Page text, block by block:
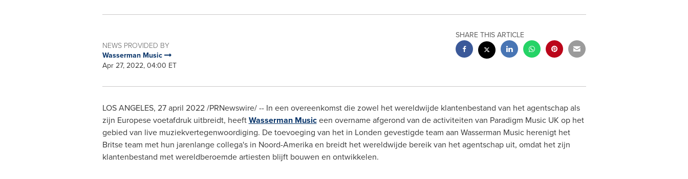
NEWS PROVIDED BY
Wasserman Music
Apr 27, 2022, 04:00 ET
SHARE THIS ARTICLE
LOS ANGELES, 27 april 2022/PRNewswire/ -- In een overeenkomst die zowel het wereldwijde klantenbestand van het agentschap als
zijn Europese voetafdruk uitbreidt, heeftWasserman Musiceen overname afgerond van de activiteiten van Paradigm Music UK op het
gebied van live muziekvertegenwoordiging. De toevoeging van het in Londen gevestigde team aan Wasserman Musicherenigt het
Britse team met hun jarenlange collega's in Noord-Amerika en breidt het wereldwijde bereik van het agentschap uit, omdat het zijn
klantenbestand met wereldberoemde artiesten blijft bouwen en ontwikkelen.